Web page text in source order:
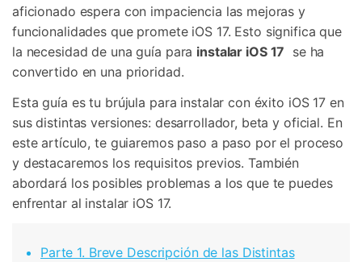
aficionado espera con impaciencia las mejoras y
funcionalidades que promete iOS 17. Esto significa que
la necesidad de una guía para instalar iOS 17 se ha
convertido en una prioridad.
Esta guía es tu brújula para instalar con éxito iOS 17 en
sus distintas versiones: desarrollador, beta y oficial. En
este artículo, te guiaremos paso a paso por el proceso
y destacaremos los requisitos previos. También
abordará los posibles problemas a los que te puedes
enfrentar al instalar iOS 17.
Parte 1. Breve Descripción de las Distintas